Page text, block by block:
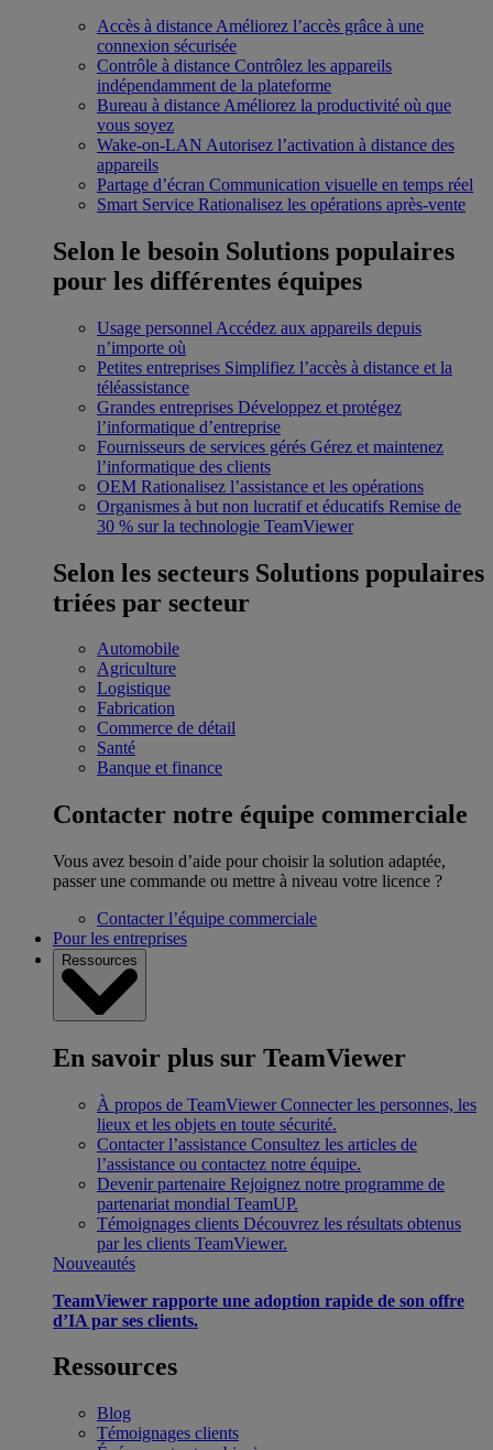
Accès à distance Améliorez l’accès grâce à une
connexion sécurisée
Contrôle à distance Contrôlez les appareils
indépendamment de la plateforme
Bureau à distance Améliorez la productivité où que
vous soyez
Wake-on-LAN Autorisez l’activation à distance des
appareils
Partage d’écran Communication visuelle en temps réel
Smart Service Rationalisez les opérations après-vente
Selon le besoin Solutions populaires
pour les différentes équipes
Usage personnel Accédez aux appareils depuis
n’importe où
Petites entreprises Simplifiez l’accès à distance et la
téléassistance
Grandes entreprises Développez et protégez
l’informatique d’entreprise
Fournisseurs de services gérés Gérez et maintenez
l’informatique des clients
OEM Rationalisez l’assistance et les opérations
Organismes à but non lucratif et éducatifs Remise de
30 % sur la technologie TeamViewer
Selon les secteurs Solutions populaires
triées par secteur
Automobile
Agriculture
Logistique
Fabrication
Commerce de détail
Santé
Banque et finance
Contacter notre équipe commerciale
Vous avez besoin d’aide pour choisir la solution adaptée,
passer une commande ou mettre à niveau votre licence ?
Contacter l’équipe commerciale
Pour les entreprises
Ressources
En savoir plus sur TeamViewer
À propos de TeamViewer Connecter les personnes, les
lieux et les objets en toute sécurité.
Contacter l’assistance Consultez les articles de
l’assistance ou contactez notre équipe.
Devenir partenaire Rejoignez notre programme de
partenariat mondial TeamUP.
Témoignages clients Découvrez les résultats obtenus
par les clients TeamViewer.
Nouveautés
TeamViewer rapporte une adoption rapide de son offre
d’IA par ses clients.
Ressources
Blog
Témoignages clients